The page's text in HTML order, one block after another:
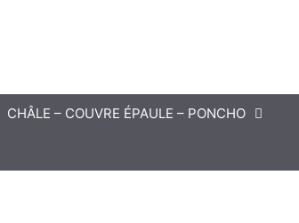
CHÂLE – COUVRE ÉPAULE – PONCHO